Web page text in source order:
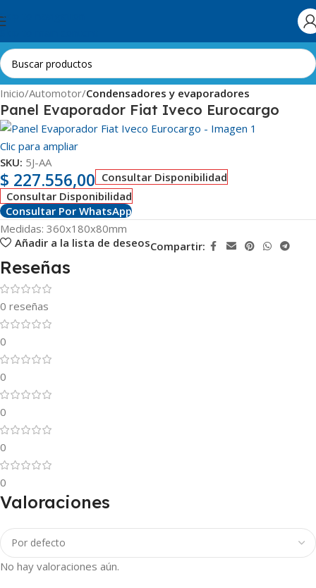
Skip to navigation
Inicio Automotor Condensadores y evaporadores
Panel Evaporador Fiat Iveco Eurocargo
Clic para ampliar
SKU: 5J-AA
$ 227.556,00 Consultar Disponibilidad
Consultar Disponibilidad
Consultar Por WhatsApp
Medidas: 360x180x80mm
Añadir a la lista de deseosCompartir:
Reseñas
0 reseñas
0
0
0
0
0
Valoraciones
No hay valoraciones aún.